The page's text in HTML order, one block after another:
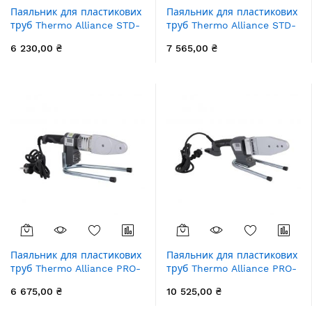
Паяльник для пластикових
труб Thermo Alliance STD-
700W)
6 230,00 ₴
Паяльник для пластикових
труб Thermo Alliance STD-
800W)
7 565,00 ₴
Паяльник для пластикових
труб Thermo Alliance PRO-
з дісплеєм, 600W)
6 675,00 ₴
Паяльник для пластикових
труб Thermo Alliance PRO-
з дісплеєм, 800W)
10 525,00 ₴